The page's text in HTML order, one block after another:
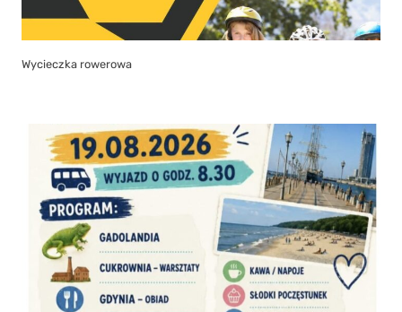
Wycieczka rowerowa